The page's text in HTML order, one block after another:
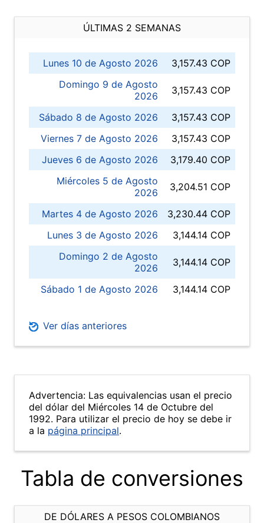
ÚLTIMAS 2 SEMANAS
Lunes 10 de Agosto 2026
3,157.43 COP
Domingo 9 de Agosto
2026
3,157.43 COP
Sábado 8 de Agosto 2026
3,157.43 COP
Viernes 7 de Agosto 2026
3,157.43 COP
Jueves 6 de Agosto 2026
3,179.40 COP
Miércoles 5 de Agosto
2026
3,204.51 COP
Martes 4 de Agosto 2026
3,230.44 COP
Lunes 3 de Agosto 2026
3,144.14 COP
Domingo 2 de Agosto
2026
3,144.14 COP
Sábado 1 de Agosto 2026 3,144.14 COP
Ver días anteriores
Advertencia: Las equivalencias usan el precio
del dólar del Miércoles 14 de Octubre del
1992. Para utilizar el precio de hoy se debe ir
a la página principal.
Tabla de conversiones
DE DÓLARES A PESOS COLOMBIANOS